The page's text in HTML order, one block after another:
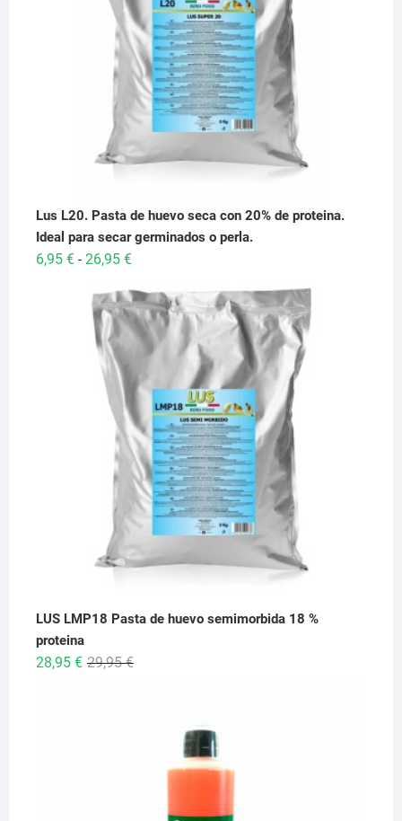
Lus L20. Pasta de huevo seca con 20% de proteina.
Ideal para secar germinados o perla.
6,95 € - 26,95 €Rango
precios:
desde
6,95 €
26,95 €
LUS LMP18 Pasta de huevo semimorbida 18 %
proteina
29,95€El
28,95 €
El